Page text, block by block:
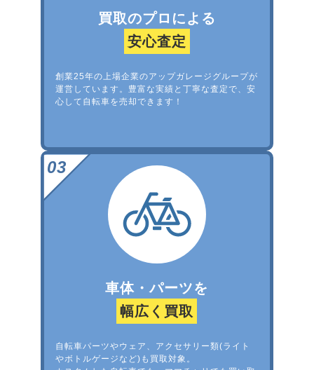
買取のプロによる
安心査定
創業25年の上場企業のアップガレージグループが
運営しています。豊富な実績と丁寧な査定で、安
心して自転車を売却できます！
車体・パーツを
幅広く買取
自転車パーツやウェア、アクセサリー類(ライト
やボトルゲージなど)も買取対象。